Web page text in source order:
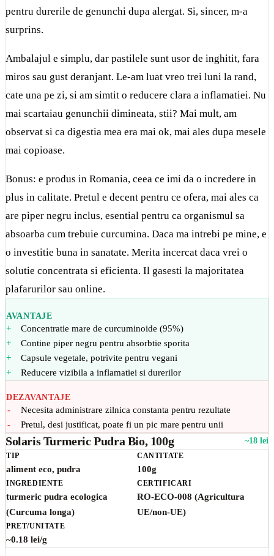
pentru durerile de genunchi dupa alergat. Si, sincer, m-a
surprins.
Ambalajul e simplu, dar pastilele sunt usor de inghitit, fara
miros sau gust deranjant. Le-am luat vreo trei luni la rand,
cate una pe zi, si am simtit o reducere clara a inflamatiei. Nu
mai scartaiau genunchii dimineata, stii? Mai mult, am
observat si ca digestia mea era mai ok, mai ales dupa mesele
mai copioase.
Bonus: e produs in Romania, ceea ce imi da o incredere in
plus in calitate. Pretul e decent pentru ce ofera, mai ales ca
are piper negru inclus, esential pentru ca organismul sa
absoarba cum trebuie curcumina. Daca ma intrebi pe mine, e
o investitie buna in sanatate. Merita incercat daca vrei o
solutie concentrata si eficienta. Il gasesti la majoritatea
plafarurilor sau online.
AVANTAJE
Concentratie mare de curcuminoide (95%)
Contine piper negru pentru absorbtie sporita
Capsule vegetale, potrivite pentru vegani
Reducere vizibila a inflamatiei si durerilor
DEZAVANTAJE
Necesita administrare zilnica constanta pentru rezultate
Pretul, desi justificat, poate fi un pic mare pentru unii
Solaris Turmeric Pudra Bio, 100g ~18 lei
TIP
aliment eco, pudra
CANTITATE
100g
INGREDIENTE
turmeric pudra ecologica
(Curcuma longa)
CERTIFICARI
RO-ECO-008 (Agricultura
UE/non-UE)
PRET/UNITATE
~0.18 lei/g